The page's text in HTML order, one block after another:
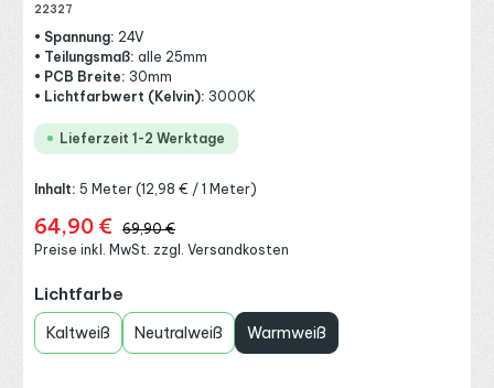
22327
• Spannung: 24V
• Teilungsmaß: alle 25mm
• PCB Breite: 30mm
• Lichtfarbwert (Kelvin): 3000K
Lieferzeit 1-2 Werktage
Inhalt:5 Meter(12,98 € / 1 Meter)
Verkaufspreis:
64,90 € Regulärer Preis:
69,90 €
Preise inkl. MwSt. zzgl. Versandkosten
Lichtfarbe
Kaltweiß Neutralweiß Warmweiß